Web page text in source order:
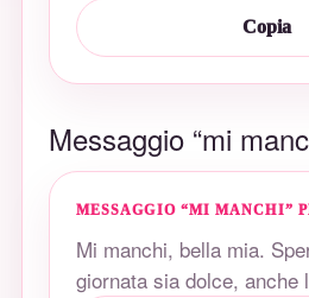
Copia
Messaggio “mi
MESSAGGIO “MI MANCHI”
Mi manchi, bella mia.
giornata sia dolce, anche